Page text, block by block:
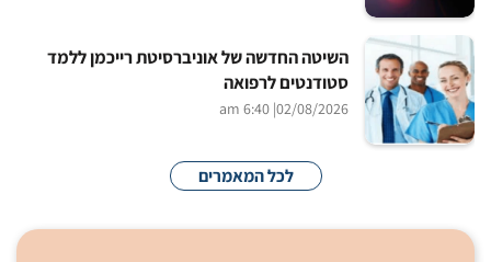
השיטה החדשה של אוניברסיטת רייכמן ללמד
סטודנטים לרפואה
02/08/2026
| 6:40 am
לכל המאמרים